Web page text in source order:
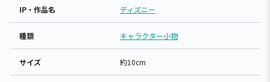
IP・作品名 ディズニー
種類 キャラクター小物
サイズ 約10cm